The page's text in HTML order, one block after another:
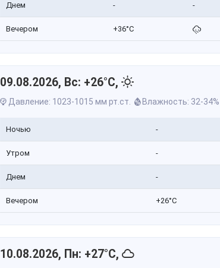
Днем - -
Вечером +36°C
09.08.2026, Вс: +26°C,
Давление: 1023-1015 мм рт.ст. Влажность: 32-34%
Ночью -
Утром -
Днем -
Вечером +26°C
10.08.2026, Пн: +27°C,